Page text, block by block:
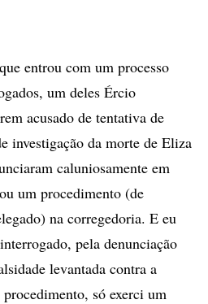
entrou com um processo
um deles Ércio
acusado de tentativa de
investigação da morte de Eliza
caluniosamente em
um procedimento (de
na corregedoria. E eu
pela denunciação
levantada contra a
só exerci um